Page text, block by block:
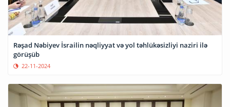
Rəşad Nəbiyev İsrailin nəqliyyat və yol təhlükəsizliyi naziri ilə
görüşüb
22-11-2024